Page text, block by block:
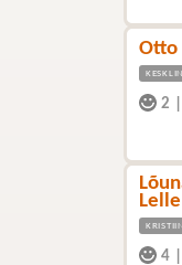
Otto
2
Lelle
4